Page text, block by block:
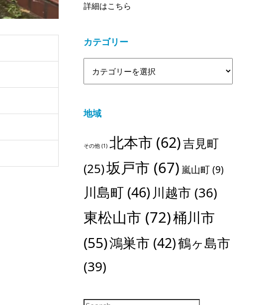
詳細はこちら
カテゴリー
地域
その他 (1) 北本市 (62)吉見町
(25)坂戸市 (67) 嵐山町(9)
川島町 (46) 川越市 (36)
東松山市 (72)桶川市
(55)鴻巣市 (42)鶴ヶ島市
(39)